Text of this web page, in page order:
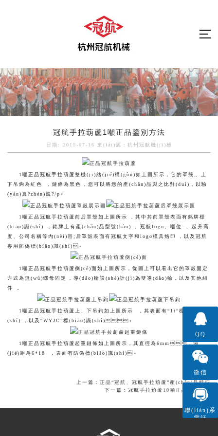
冠航手拉葫蘆1噸正品鑒別方法
日期: 2015-07-16 來(lái)源：杭州冠航機(jī)械
1噸正品冠航手拉葫蘆整機(jī)結(jié)構(gòu)如上圖所示，它的罩殼、上
下吊鉤為紅色，鏈條為黑色，您可以將您的產(chǎn)品與之比對(duì)，以驗
(yàn)真?zhèn)巍?/p>
1噸正品冠航手拉葫蘆前后罩殼如上圖所示，其中其前罩殼表面有銘牌標
(biāo)識(shí)，銘牌上有產(chǎn)品型號(hào)、冠航logo、噸位、起升高
度、公司名稱等內(nèi)容;后罩殼表面有冠航文字和logo模具烙印，以及冠航
專用防偽標(biāo)識(shí)。
1噸正品冠航手拉葫蘆側(cè)面如上圖所示，從圖上可以看出它的罩殼固定
方式為無(wú)螺母固定，導(dǎo)輪設(shè)計(jì)為雙導(dǎo)輪，以及其他組
件。
1噸正品冠航手拉葫蘆上、下吊鉤如上圖所示，其表面有“1t”標(biāo)識
(shí)，以及“WYJC”標(biāo)識(shí)。
1噸正品冠航手拉葫蘆起重鏈條如上圖所示，其直徑為6mm，節
(jié)距為6*18，表面有防偽標(biāo)識(shí)。
上一篇： 正品“冠航、冠航手拉葫蘆”產(chǎn)品特征
下一篇： 冠航手拉葫蘆10噸正品鑒別方法
QQ
微信
聯(lián)系
電話